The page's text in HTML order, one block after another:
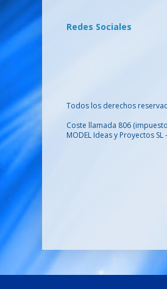
Redes Sociales
Todos los derechos
Coste llamada 806
MODEL Ideas y Proyectos